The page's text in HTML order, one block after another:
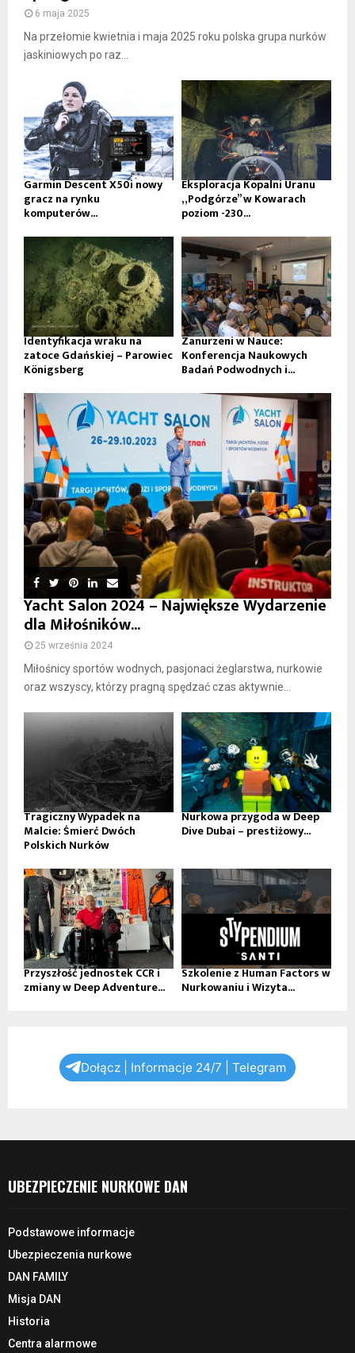
6 maja 2025
Na przełomie kwietnia i maja 2025 roku polska grupa nurków
jaskiniowych po raz...
Garmin Descent X50i nowy
gracz na rynku
komputerów...
Eksploracja Kopalni Uranu
„Podgórze” w Kowarach
poziom -230...
Identyfikacja wraku na
zatoce Gdańskiej – Parowiec
Königsberg
Zanurzeni w Nauce:
Konferencja Naukowych
Badań Podwodnych i...
Yacht Salon 2024 – Największe Wydarzenie
dla Miłośników...
25 września 2024
Miłośnicy sportów wodnych, pasjonaci żeglarstwa, nurkowie
oraz wszyscy, którzy pragną spędzać czas aktywnie...
Tragiczny Wypadek na
Malcie: Śmierć Dwóch
Polskich Nurków
Nurkowa przygoda w Deep
Dive Dubai – prestiżowy...
Przyszłość jednostek CCR i
zmiany w Deep Adventure...
Szkolenie z Human Factors w
Nurkowaniu i Wizyta...
Dołącz | Informacje 24/7 | Telegram
UBEZPIECZENIE NURKOWE DAN
Podstawowe informacje
Ubezpieczenia nurkowe
DAN FAMILY
Misja DAN
Historia
Centra alarmowe